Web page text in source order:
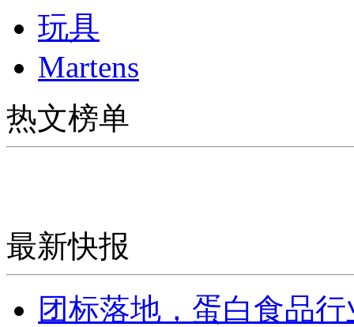
玩具
Martens
热文榜单
最新快报
团标落地，蛋白食品